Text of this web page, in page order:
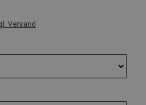
Versand